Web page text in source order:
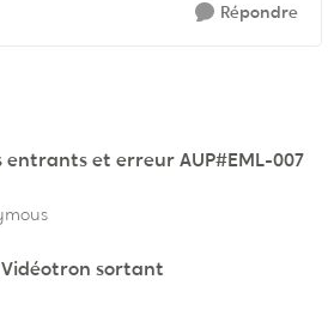
Répondre
entrants et erreur AUP#EML-007
sortant